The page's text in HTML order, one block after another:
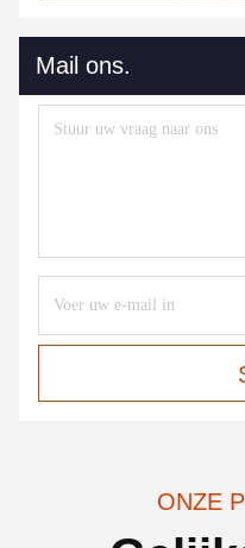
Mail ons.
ONZE